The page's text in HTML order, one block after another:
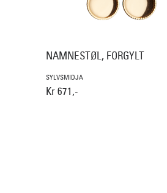
NAMNESTØL, FORGYLT
SYLVSMIDJA
Kr 671,-